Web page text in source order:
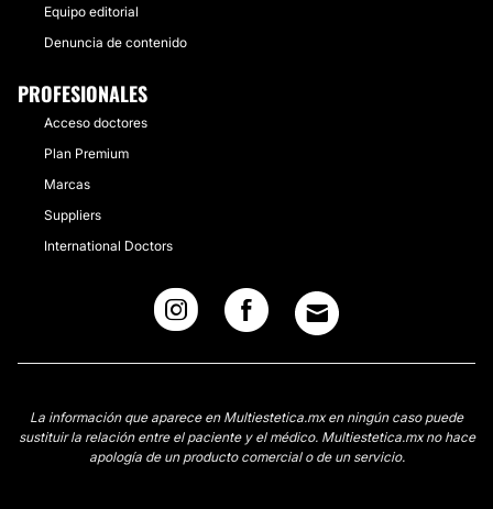
Equipo editorial
Denuncia de contenido
PROFESIONALES
Acceso doctores
Plan Premium
Marcas
Suppliers
International Doctors
La información que aparece en Multiestetica.mx en ningún caso puede
sustituir la relación entre el paciente y el médico. Multiestetica.mx no hace
apología de un producto comercial o de un servicio.